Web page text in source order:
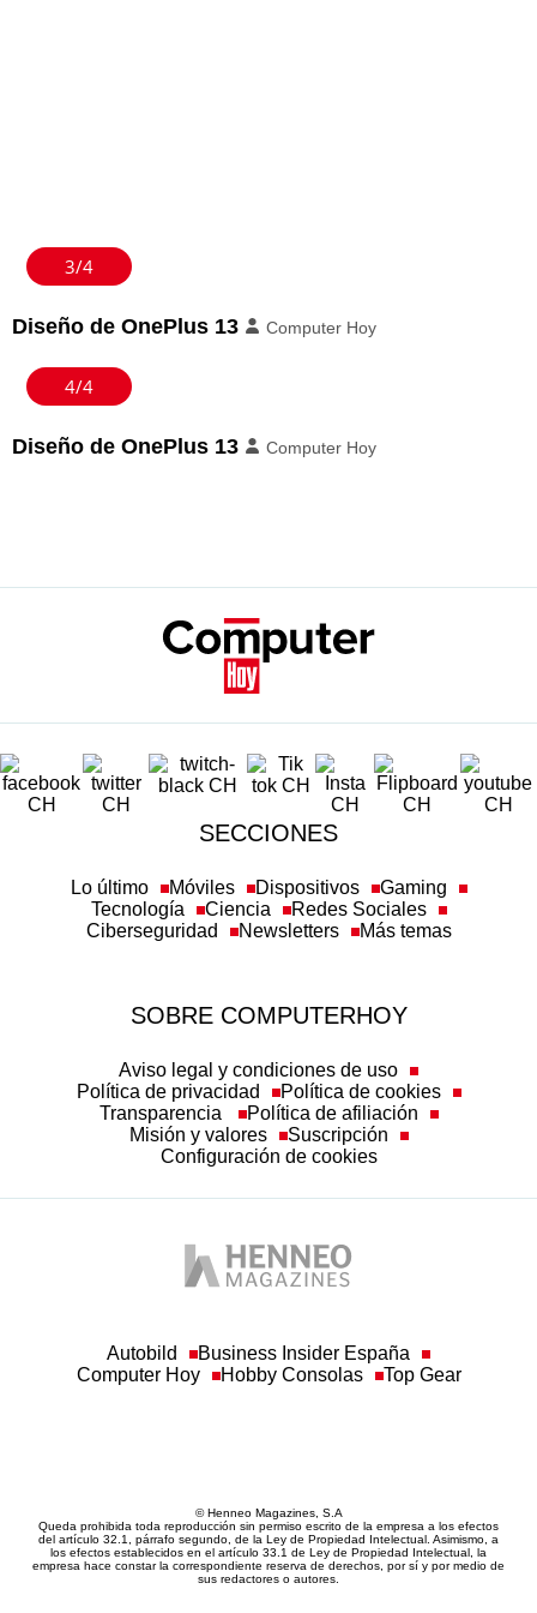
3/4
Diseño de OnePlus 13 Computer Hoy
4/4
Diseño de OnePlus 13 Computer Hoy
SECCIONES
Lo último Móviles Dispositivos
Gaming
Tecnología
Ciencia
Redes Sociales
Ciberseguridad
Newsletters Más temas
SOBRE COMPUTERHOY
Aviso legal y condiciones de uso
Política de privacidad
Política de cookies
Transparencia
Política de afiliación
Misión y valores
Suscripción
Configuración de cookies
Autobild
Business Insider España
Computer Hoy
Hobby Consolas Top Gear
© Henneo Magazines, S.A
Queda prohibida toda reproducción sin permiso escrito de la empresa a los efectos
del artículo 32.1, párrafo segundo, de la Ley de Propiedad Intelectual. Asimismo, a
los efectos establecidos en el artículo 33.1 de Ley de Propiedad Intelectual, la
empresa hace constar la correspondiente reserva de derechos, por sí y por medio de
sus redactores o autores.